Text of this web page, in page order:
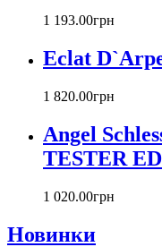
Cacharel
Canali
Carla Fracci
Carlos Moya
Caron
Cartier
Chanel
Charriol
Chloe
1 193.00грн
Eclat
1 820.00грн
Angel
TESTER
1 020.00грн
Новинки